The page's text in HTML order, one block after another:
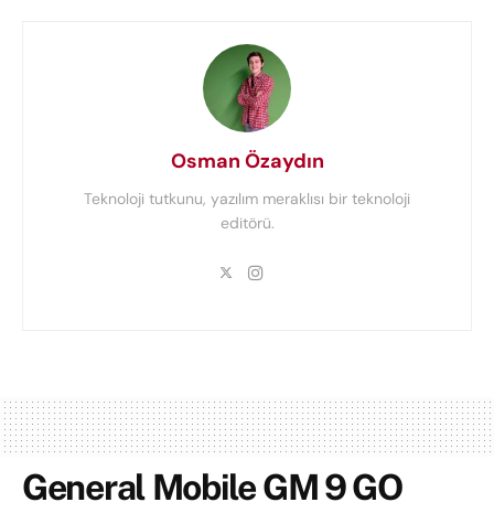
Osman Özaydın
Teknoloji tutkunu, yazılım meraklısı bir teknoloji
editörü.
General Mobile GM 9 GO